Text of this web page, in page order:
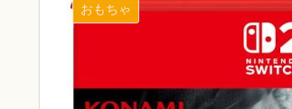
おもちゃ